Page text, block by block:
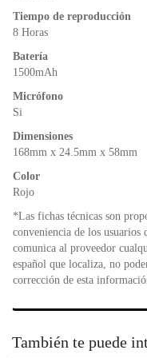
Tiempo de reproducción
8 Horas
Batería
1500mAh
Micrófono
Si
Dimensiones
168mm x 24.5mm x 58mm
Color
Rojo
*Las fichas técnicas son
conveniencia de los usuarios
comunica al proveedor
español que localiza, no
corrección de esta
También te puede